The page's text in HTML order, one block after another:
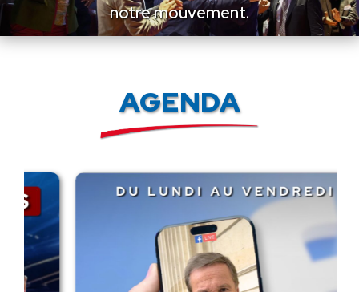
notre mouvement.
AGENDA